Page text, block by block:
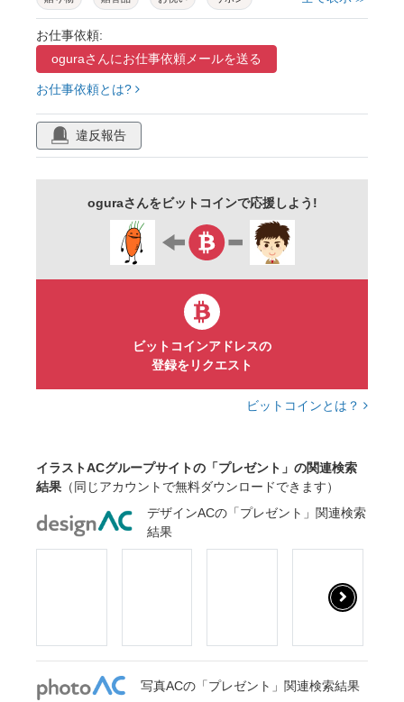
お仕事依頼:
oguraさんにお仕事依頼メールを送る
お仕事依頼とは?
違反報告
oguraさんをビットコインで応援しよう!
ビットコインアドレスの
登録をリクエスト
ビットコインとは？
イラストACグループサイトの「プレゼント」の関連検索
結果 （同じアカウントで無料ダウンロードできます）
デザインACの「プレゼント」関連検索
結果
写真ACの「プレゼント」関連検索結果